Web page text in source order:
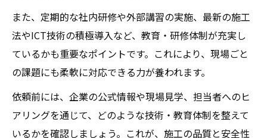
また、定期的な社内研修や外部講習の実施、最新の施工
法やICT技術の積極導入など、教育・研修体制が充実し
ているかも重要なポイントです。これにより、現場ごと
の課題にも柔軟に対応できる力が養われます。
依頼前には、企業の公式情報や現場見学、担当者へのヒ
アリングを通じて、どのような技術・教育体制を整えて
いるかを確認しましょう。これが、施工の品質と安全性